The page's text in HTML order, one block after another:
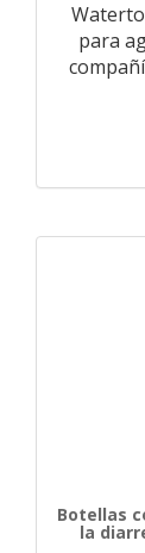
para
Botellas
la